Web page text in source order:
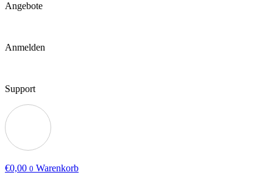
Angebote
Anmelden
Support
€0,00 0 Warenkorb